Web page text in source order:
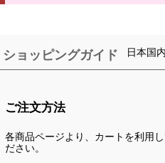
ショッピングガイド 日本国
ご注文方法
各商品ページより、カートを利用し
ださい。